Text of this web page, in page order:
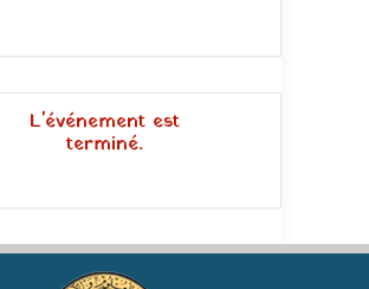
L'événement est
terminé.